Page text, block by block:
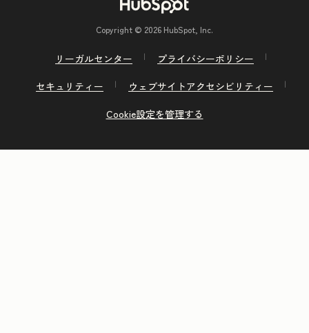
Copyright © 2026 HubSpot, Inc.
リーガルセンター
プライバシーポリシー
セキュリティー
ウェブサイトアクセシビリティー
Cookie設定を管理する